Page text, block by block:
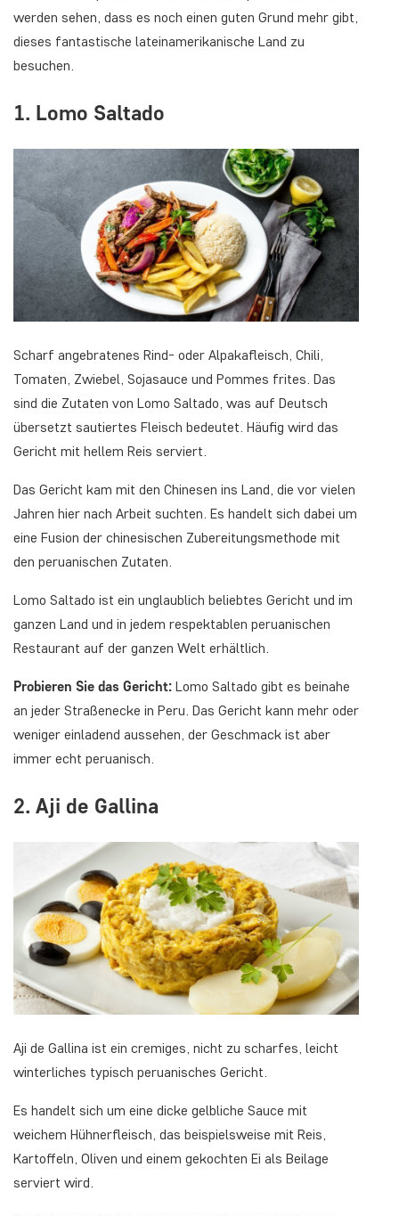
werden sehen, dass es noch einen guten Grund mehr gibt,
dieses fantastische lateinamerikanische Land zu
besuchen.
1. Lomo Saltado
Scharf angebratenes Rind- oder Alpakafleisch, Chili,
Tomaten, Zwiebel, Sojasauce und Pommes frites. Das
sind die Zutaten von Lomo Saltado, was auf Deutsch
übersetzt sautiertes Fleisch bedeutet. Häufig wird das
Gericht mit hellem Reis serviert.
Das Gericht kam mit den Chinesen ins Land, die vor vielen
Jahren hier nach Arbeit suchten. Es handelt sich dabei um
eine Fusion der chinesischen Zubereitungsmethode mit
den peruanischen Zutaten.
Lomo Saltado ist ein unglaublich beliebtes Gericht und im
ganzen Land und in jedem respektablen peruanischen
Restaurant auf der ganzen Welt erhältlich.
Probieren Sie das Gericht: Lomo Saltado gibt es beinahe
an jeder Straßenecke in Peru. Das Gericht kann mehr oder
weniger einladend aussehen, der Geschmack ist aber
immer echt peruanisch.
2. Aji de Gallina
Aji de Gallina ist ein cremiges, nicht zu scharfes, leicht
winterliches typisch peruanisches Gericht.
Es handelt sich um eine dicke gelbliche Sauce mit
weichem Hühnerfleisch, das beispielsweise mit Reis,
Kartoffeln, Oliven und einem gekochten Ei als Beilage
serviert wird.